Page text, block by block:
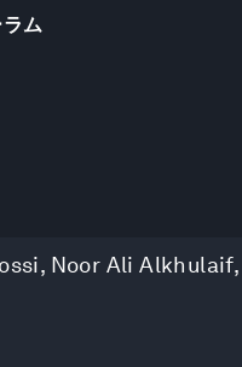
ム
, Noor Ali Alkhulaif,